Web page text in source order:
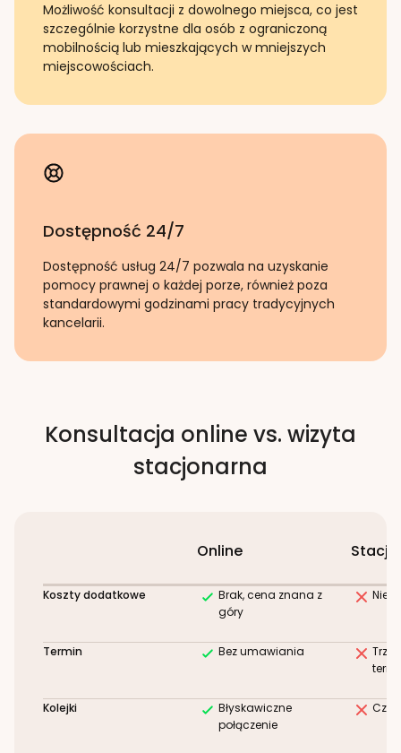
Możliwość konsultacji z dowolnego miejsca, co jest
szczególnie korzystne dla osób z ograniczoną
mobilnością lub mieszkających w mniejszych
miejscowościach.
Dostępność 24/7
Dostępność usług 24/7 pozwala na uzyskanie
pomocy prawnej o każdej porze, również poza
standardowymi godzinami pracy tradycyjnych
kancelarii.
Konsultacja online vs. wizyta
stacjonarna
Online
Koszty dodatkowe
Brak, cena znana z
góry
Termin Bez umawiania
Kolejki
Błyskawiczne
połączenie